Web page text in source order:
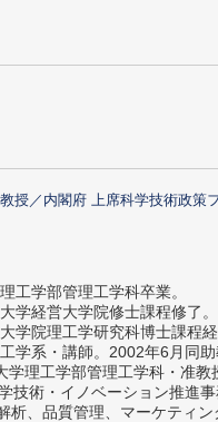
授／内閣府 上席科学技術政策
工学部管理工学科卒業。
学経営大学院修士課程修了。
学院理工学研究科博士課程
学系・講師。2002年6月同助
学理工学部管理工学科・准教
技術・イノベーション推進
析、品質管理、マーケティン